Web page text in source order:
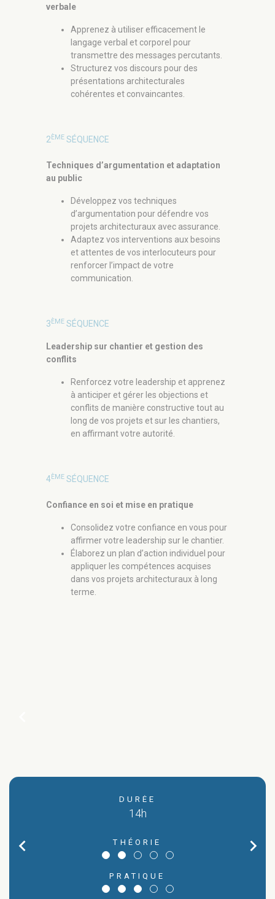
verbale
Apprenez à utiliser efficacement le
langage verbal et corporel pour
transmettre des messages percutants.
Structurez vos discours pour des
présentations architecturales
cohérentes et convaincantes.
2ÈME SÉQUENCE
Techniques d’argumentation et adaptation
au public
Développez vos techniques
d’argumentation pour défendre vos
projets architecturaux avec assurance.
Adaptez vos interventions aux besoins
et attentes de vos interlocuteurs pour
renforcer l’impact de votre
communication.
3ÈME SÉQUENCE
Leadership sur chantier et gestion des
conflits
Renforcez votre leadership et apprenez
à anticiper et gérer les objections et
conflits de manière constructive tout au
long de vos projets et sur les chantiers,
en affirmant votre autorité.
4ÈME SÉQUENCE
Confiance en soi et mise en pratique
Consolidez votre confiance en vous pour
affirmer votre leadership sur le chantier.
Élaborez un plan d’action individuel pour
appliquer les compétences acquises
dans vos projets architecturaux à long
terme.
chevron_left
DURÉE
14h
THÉORIE
PRATIQUE
chevron_right